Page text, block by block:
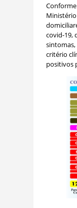
covid-19,
critério
positivos